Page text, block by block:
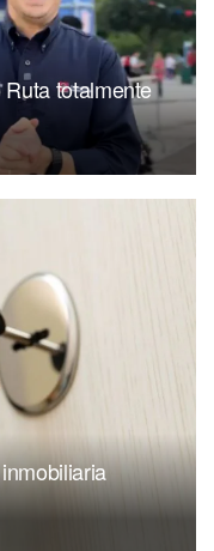
totalmente